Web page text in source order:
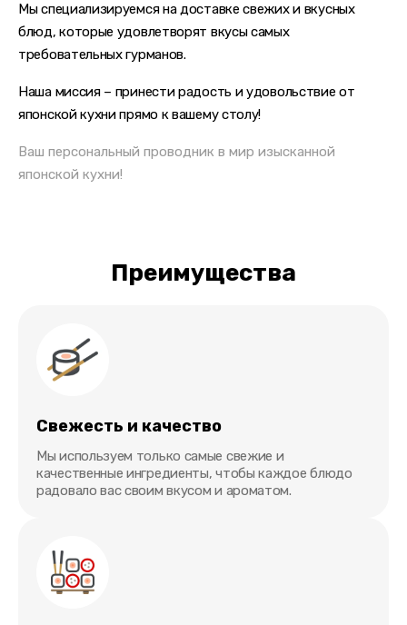
Мы специализируемся на доставке свежих и вкусных
блюд, которые удовлетворят вкусы самых
требовательных гурманов.
Наша миссия – принести радость и удовольствиеот
японской кухни прямо к вашему столу!
Ваш персональный проводник в мир изысканной
японской кухни!
Преимущества
Свежесть и качество
Мы используем только самые свежие и
качественные ингредиенты, чтобы каждое блюдо
радовало вас своим вкусом и ароматом.